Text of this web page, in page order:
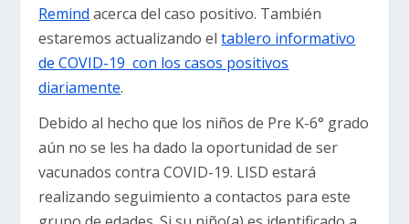
Remind acerca del caso positivo. También
estaremos actualizando eltablero informativo
de COVID-19 con los casos positivos
diariamente.
Debido al hecho que los niños de Pre K-6° grado
aún no se les ha dado la oportunidad de ser
vacunados contra COVID-19. LISD estará
realizando seguimiento a contactos para este